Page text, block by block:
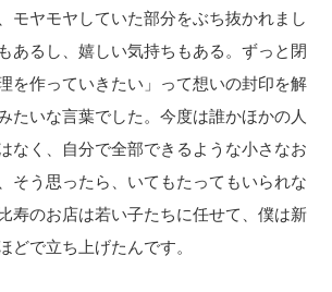
モヤモヤしていた部分をぶち抜かれまし
あるし、嬉しい気持ちもある。ずっと閉
を作っていきたい」って想いの封印を解
たいな言葉でした。今度は誰かほかの人
なく、自分で全部できるような小さなお
そう思ったら、いてもたってもいられな
寿のお店は若い子たちに任せて、僕は新
どで立ち上げたんです。